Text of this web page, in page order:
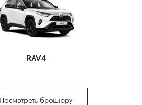
RAV4
Посмотреть брошюру